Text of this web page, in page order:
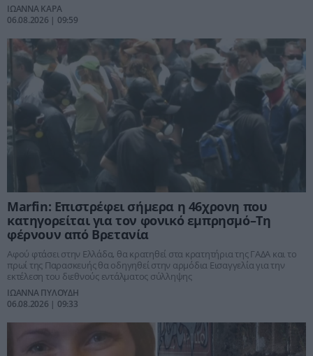
ΙΩΑΝΝΑ ΚΑΡΑ
06.08.2026 | 09:59
Marfin: Επιστρέφει σήμερα η 46χρονη που
κατηγορείται για τον φονικό εμπρησμό–Τη
φέρνουν από Βρετανία
Αφού φτάσει στην Ελλάδα, θα κρατηθεί στα κρατητήρια της ΓΑΔΑ και το
πρωί της Παρασκευής θα οδηγηθεί στην αρμόδια Εισαγγελία για την
εκτέλεση του διεθνούς εντάλματος σύλληψης
ΙΩΑΝΝΑ ΠΥΛΟΥΔΗ
06.08.2026 | 09:33